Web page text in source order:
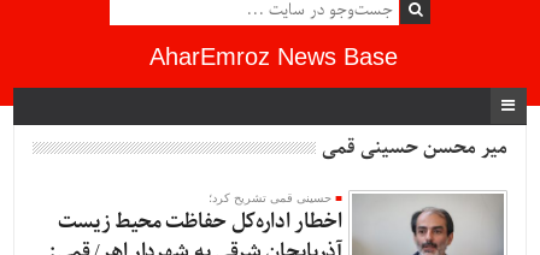
AharEmroz News Base
میر محسن حسینی قمی
حسینی قمی تشریح کرد؛
اخطار اداره‌کل حفاظت محیط زیست